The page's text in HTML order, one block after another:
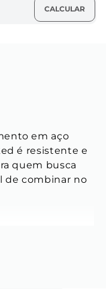
em aço
é resistente e
quem busca
de combinar no